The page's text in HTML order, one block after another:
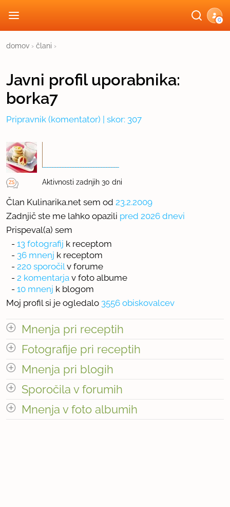
G
domov › člani ›
Javni profiluporabnika:
borka7
Pripravnik (komentator) | skor: 307
Aktivnosti zadnjih 30 dni
Član Kulinarika.net sem od 23.2.2009
Zadnjič ste me lahko opazili pred 2026 dnevi
Prispeval(a) sem
- 13 fotografij k receptom
- 36 mnenj k receptom
- 220 sporočil v forume
- 2 komentarja v foto albume
- 10 mnenj k blogom
Moj profil si je ogledalo 3556 obiskovalcev
Mnenja pri receptih
odpri vse
« prejšnja 1 4 naslednja Â»
Število mnenj pri receptih: 36
Fotografije pri receptih
« prejšnja 1 4 naslednja Â»
Število fotografij pri receptih: 13
Mnenja pri blogih
odpri vse
Število mnenj pri blogih: 10
Sporočila v forumih
odpri vse
Mnenja v foto albumih